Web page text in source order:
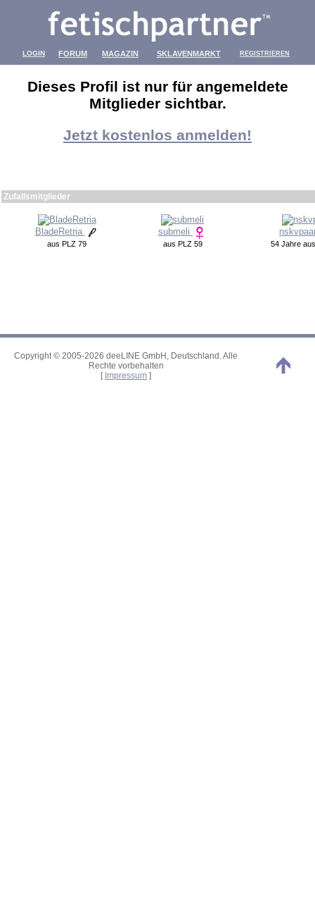
LOGIN FORUM MAGAZIN SKLAVENMARKT REGISTRIEREN
Dieses Profil ist nur für angemeldete
Mitglieder sichtbar.
Jetzt kostenlos anmelden!
Copyright © 2005-2026 deeLINE GmbH, Deutschland. Alle
Rechte vorbehalten
[ Impressum ]